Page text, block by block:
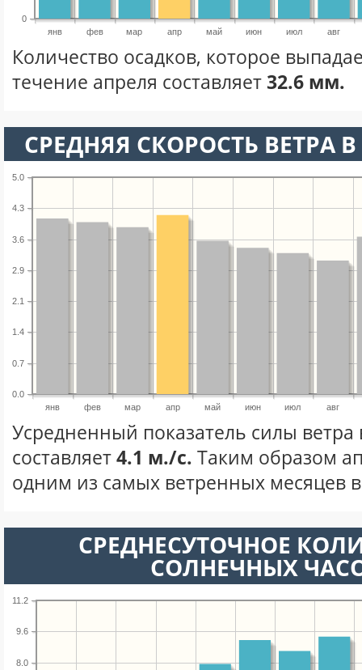
янв фев мар апр май июн июл авг
0
Количество осадков, которое
течение апреля составляет32.6 мм.
СРЕДНЯЯ СКОРОСТЬ ВЕТРА
янв фев мар апр май июн июл авг
0.0
0.7
1.4
2.1
2.9
3.6
4.3
5.0
Усредненный показатель силы ветра
составляет4.1 м./с. Таким образом
одним из самых ветренных месяцев в
СРЕДНЕСУТОЧНОЕ
СОЛНЕЧНЫХ
8.0
9.6
11.2